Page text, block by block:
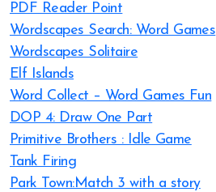
PDF Reader Point
Wordscapes Search: Word Games
Wordscapes Solitaire
Elf Islands
Word Collect – Word Games Fun
DOP 4: Draw One Part
Primitive Brothers : Idle Game
Tank Firing
Park Town:Match 3 with a story